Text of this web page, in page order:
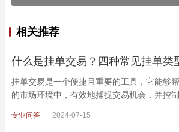
相关推荐
什么是挂单交易？四种常见挂单类
挂单交易是一个便捷且重要的工具，它能够
的市场环境中，有效地捕捉交易机会，并控
专业问答 2024-07-15